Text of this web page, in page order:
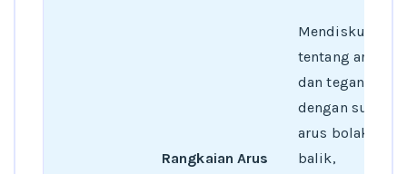
Rangkaian Arus
Mendiskusikan
tentang arus
dan tegangan
dengan sumber
arus bolak-
balik,